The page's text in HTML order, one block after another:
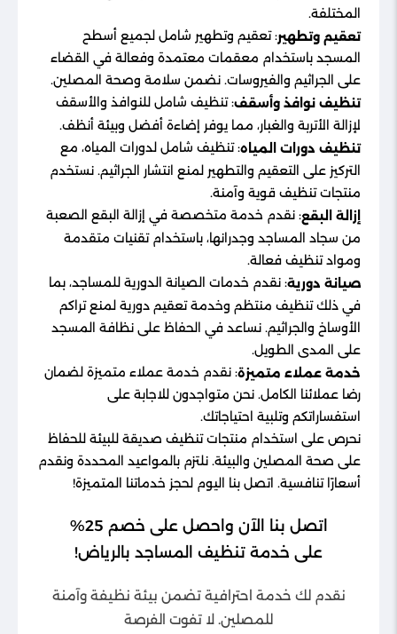
المختلفة.
تعقيم وتطهير: تعقيم وتطهير شامل لجميع أسطح
المسجد باستخدام معقمات معتمدة وفعالة في القضاء
على الجراثيم والفيروسات. نضمن سلامة وصحة المصلين.
تنظيف نوافذ وأسقف: تنظيف شامل للنوافذ والأسقف
لإزالة الأتربة والغبار، مما يوفر إضاءة أفضل وبيئة أنظف.
تنظيف دورات المياه: تنظيف شامل لدورات المياه، مع
التركيز على التعقيم والتطهير لمنع انتشار الجراثيم. نستخدم
منتجات تنظيف قوية وآمنة.
إزالة البقع: نقدم خدمة متخصصة في إزالة البقع الصعبة
من سجاد المساجد وجدرانها، باستخدام تقنيات متقدمة
ومواد تنظيف فعالة.
صيانة دورية: نقدم خدمات الصيانة الدورية للمساجد، بما
في ذلك تنظيف منتظم وخدمة تعقيم دورية لمنع تراكم
الأوساخ والجراثيم. نساعد في الحفاظ على نظافة المسجد
على المدى الطويل.
خدمة عملاء متميزة: نقدم خدمة عملاء متميزة لضمان
رضا عملائنا الكامل. نحن متواجدون للاجابة على
استفساراتكم وتلبية احتياجاتك.
نحرص على استخدام منتجات تنظيف صديقة للبيئة للحفاظ
على صحة المصلين والبيئة. نلتزم بالمواعيد المحددة ونقدم
أسعارًا تنافسية. اتصل بنا اليوم لحجز خدماتنا المتميزة!
اتصل بنا الآن واحصل على خصم 25%
على خدمة تنظيف المساجد بالرياض!
نقدم لك خدمة احترافية تضمن بيئة نظيفة وآمنة
للمصلين. لا تفوت الفرصة